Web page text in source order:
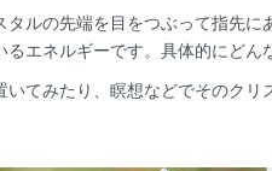
タルの先端を目をつぶって指先
るエネルギーです。具体的にどん
いてみたり、瞑想などでそのクリ